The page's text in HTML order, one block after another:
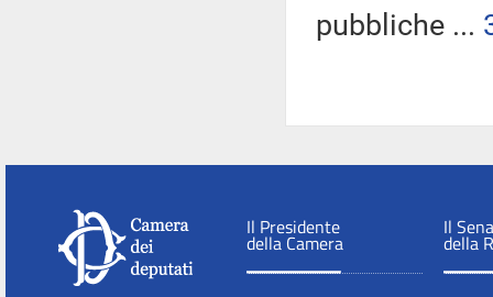
pubbliche ...
Il Presidente
della Camera
Il
della